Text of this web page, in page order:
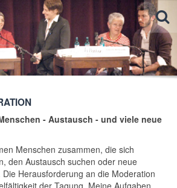
- Austausch - und viele neue
Menschen zusammen, die sich
den Austausch suchen oder neue
Die Herausforderung an die Moderation
der Tagung. Meine Aufgaben